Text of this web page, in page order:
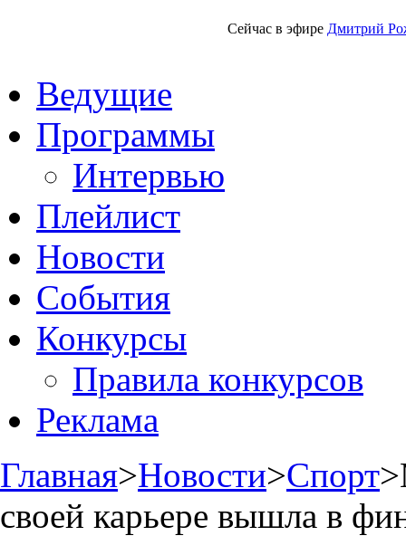
Сейчас в эфире Дмитрий
Ведущие
Программы
Интервью
Плейлист
Новости
События
Конкурсы
Правила конкурсов
Реклама
Главная>Новости>Спорт>
своей карьере вышла в